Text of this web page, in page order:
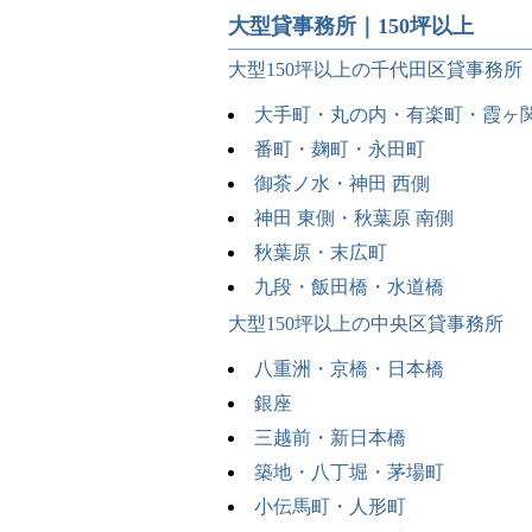
大型貸事務所｜150坪以上
大型150坪以上の千代田区貸事務所
大手町・丸の内・有楽町・霞ヶ
番町・麹町・永田町
御茶ノ水・神田 西側
神田 東側・秋葉原 南側
秋葉原・末広町
九段・飯田橋・水道橋
大型150坪以上の中央区貸事務所
八重洲・京橋・日本橋
銀座
三越前・新日本橋
築地・八丁堀・茅場町
小伝馬町・人形町